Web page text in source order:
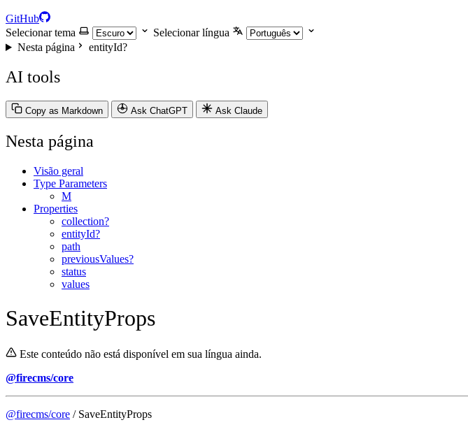
GitHub
Selecionar tema
Selecionar língua
Nesta página
entityId?
AI tools
Copy as Markdown Ask ChatGPT Ask Claude
Nesta página
Visão geral
Type Parameters
M
Properties
collection?
entityId?
path
previousValues?
status
values
SaveEntityProps
Este conteúdo não está disponível em sua língua ainda.
@firecms/core
@firecms/core / SaveEntityProps